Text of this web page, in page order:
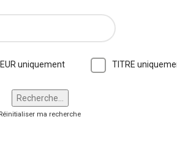
uniquement TITRE
Réinitialiser ma recherche